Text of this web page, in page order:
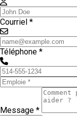
Courriel *
Téléphone *
Message *